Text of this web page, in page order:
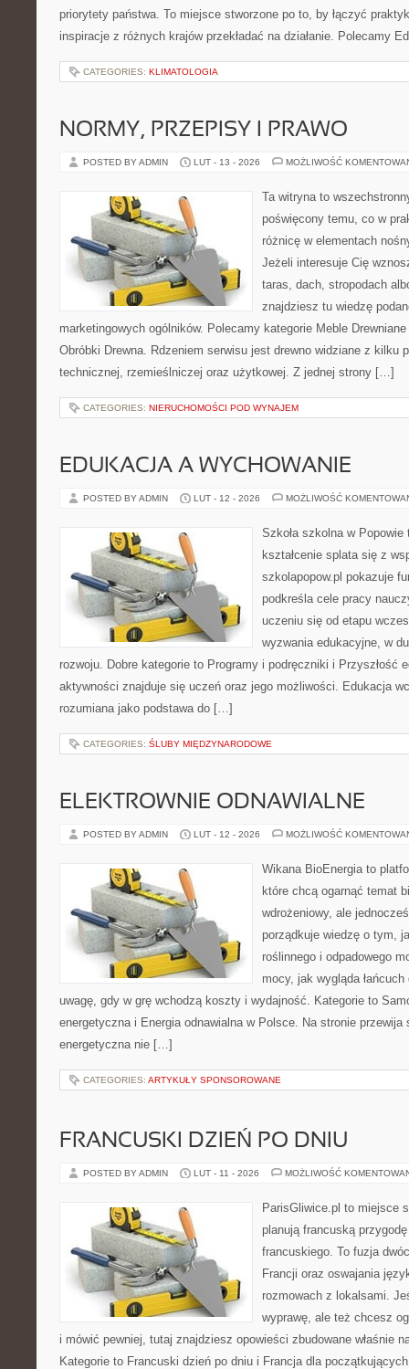
priorytety państwa. To miejsce stworzone po to, by łączyć
inspiracje z różnych krajów przekładać na działanie. Polecamy
CATEGORIES: KLIMATOLOGIA
NORMY, PRZEPISY I PRAWO
POSTED BY ADMIN LUT - 13 - 2026 MOŻLIWOŚĆ
Ta witryna to
poświęcony temu, co w
różnicę w elementach
Jeżeli interesuje Cię
taras, dach, stropodach
znajdziesz tu wiedzę
marketingowych ogólników. Polecamy kategorie Meble
Obróbki Drewna. Rdzeniem serwisu jest drewno widziane z kilku
technicznej, rzemieślniczej oraz użytkowej. Z jednej strony […]
CATEGORIES: NIERUCHOMOŚCI POD WYNAJEM
EDUKACJA A WYCHOWANIE
POSTED BY ADMIN LUT - 12 - 2026 MOŻLIWOŚĆ
Szkoła szkolna w
kształcenie splata się z
szkolapopow.pl pokazuje
podkreśla cele pracy
uczeniu się od etapu
wyzwania edukacyjne, w
rozwoju. Dobre kategorie to Programy i podręczniki i Przyszłość
aktywności znajduje się uczeń oraz jego możliwości. Edukacja
rozumiana jako podstawa do […]
CATEGORIES: ŚLUBY MIĘDZYNARODOWE
ELEKTROWNIE ODNAWIALNE
POSTED BY ADMIN LUT - 12 - 2026 MOŻLIWOŚĆ
Wikana BioEnergia to
które chcą ogarnąć temat
wdrożeniowy, ale
porządkuje wiedzę o tym,
roślinnego i odpadowego
mocy, jak wygląda
uwagę, gdy w grę wchodzą koszty i wydajność. Kategorie to
energetyczna i Energia odnawialna w Polsce. Na stronie
energetyczna nie […]
CATEGORIES: ARTYKUŁY SPONSOROWANE
FRANCUSKI DZIEŃ PO DNIU
POSTED BY ADMIN LUT - 11 - 2026 MOŻLIWOŚĆ
ParisGliwice.pl to miejsce
planują francuską
francuskiego. To fuzja
Francji oraz oswajania
rozmowach z lokalsami.
wyprawę, ale też chcesz
i mówić pewniej, tutaj znajdziesz opowieści zbudowane właśnie
Kategorie to Francuski dzień po dniu i Francja dla